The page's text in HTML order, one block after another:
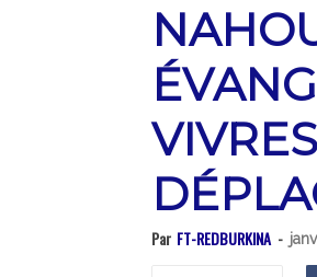
Par FT-REDBURKINA -